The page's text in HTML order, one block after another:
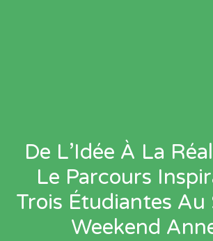
De L’Idée À La
Le Parcours
Trois Étudiantes
Weekend